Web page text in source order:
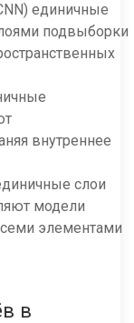
единичные
подвыборки
внутреннее
слои
модели
элементами
в